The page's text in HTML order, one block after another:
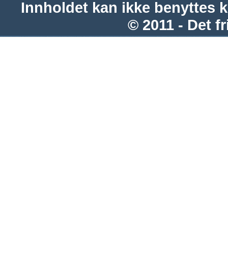
Innholdet kan ikke benyttes
© 2011 - Det